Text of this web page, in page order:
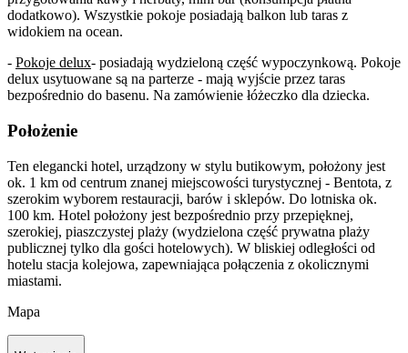
dodatkowo). Wszystkie pokoje posiadają balkon lub taras z
widokiem na ocean.
- Pokoje delux- posiadają wydzieloną część wypoczynkową. Pokoje
delux usytuowane są na parterze - mają wyjście przez taras
bezpośrednio do basenu. Na zamówienie łóżeczko dla dziecka.
Położenie
Ten elegancki hotel, urządzony w stylu butikowym, położony jest
ok. 1 km od centrum znanej miejscowości turystycznej - Bentota, z
szerokim wyborem restauracji, barów i sklepów. Do lotniska ok.
100 km. Hotel położony jest bezpośrednio przy przepięknej,
szerokiej, piaszczystej plaży (wydzielona część prywatna plaży
publicznej tylko dla gości hotelowych). W bliskiej odległości od
hotelu stacja kolejowa, zapewniająca połączenia z okolicznymi
miastami.
Mapa